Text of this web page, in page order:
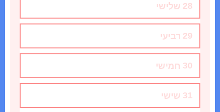
שלישי 28
רביעי 29
חמישי 30
שישי 31